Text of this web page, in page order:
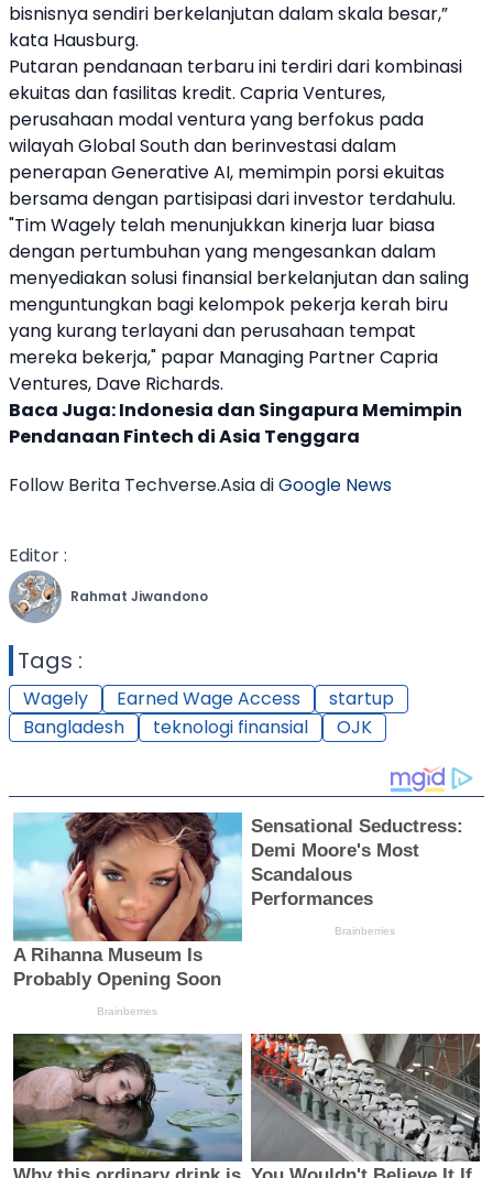
bisnisnya sendiri berkelanjutan dalam skala besar,”
kata Hausburg.
Putaran pendanaan terbaru ini terdiri dari kombinasi
ekuitas dan fasilitas kredit. Capria Ventures,
perusahaan modal ventura yang berfokus pada
wilayah Global South dan berinvestasi dalam
penerapan Generative AI, memimpin porsi ekuitas
bersama dengan partisipasi dari investor terdahulu.
"TimWagely telah menunjukkan kinerja luar biasa
dengan pertumbuhan yang mengesankan dalam
menyediakan solusi finansial berkelanjutan dan saling
menguntungkan bagi kelompok pekerja kerah biru
yang kurang terlayani dan perusahaan tempat
mereka bekerja," papar Managing Partner Capria
Ventures, Dave Richards.
Baca Juga:Indonesia dan Singapura Memimpin
Pendanaan Fintech di Asia Tenggara
Follow Berita Techverse.Asia diGoogle News
Editor :
Rahmat Jiwandono
Tags :
Wagely Earned Wage Access
startup
Bangladesh
teknologi finansial OJK